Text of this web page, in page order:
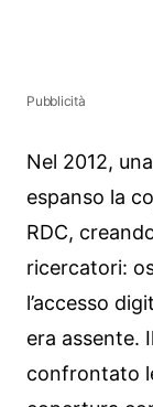
Pubblicità
Nel 2012,
espanso la
RDC,
ricercatori:
l’accesso
era assente.
confrontato